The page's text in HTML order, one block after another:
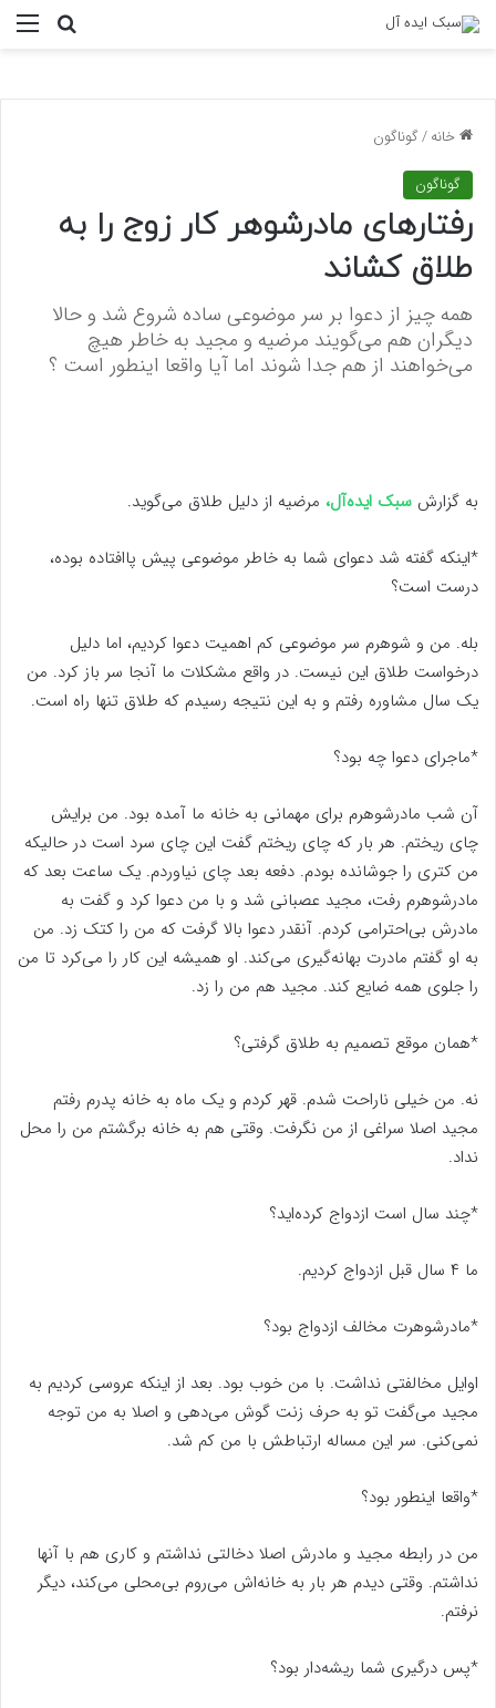
خانه/گوناگون
گوناگون
رفتارهای مادرشوهر کار زوج را به
طلاق کشاند
همه چیز از دعوا بر سر موضوعی ساده شروع شد و حالا
دیگران هم می‌گویند مرضیه و مجید به خاطر هیچ
می‌خواهند از هم جدا شوند اما آیا واقعا اینطور است ؟
به گزارش سبک ایده‌آل، مرضیه از دلیل طلاق می‌گوید.
*اینکه گفته شد دعوای شما به خاطر موضوعی پیش پاافتاده بوده،
درست است؟
بله. من و شوهرم سر موضوعی کم اهمیت دعوا کردیم، اما دلیل
درخواست طلاق این نیست. در واقع مشکلات ما آنجا سر باز کرد. من
یک سال مشاوره رفتم و به این نتیجه رسیدم که طلاق تنها راه است.
*ماجرای دعوا چه بود؟
آن شب مادرشوهرم برای مهمانی به خانه ما آمده بود. من برایش
چای ریختم. هر بار که چای ریختم گفت این چای سرد است در حالیکه
من کتری را جوشانده بودم. دفعه بعد چای نیاوردم. یک ساعت بعد که
مادرشوهرم رفت، مجید عصبانی شد و با من دعوا کرد و گفت به
مادرش بی‌احترامی کردم. آنقدر دعوا بالا گرفت که من را کتک زد. من
به او گفتم مادرت بهانه‌گیری می‌کند. او همیشه این کار را می‌کرد تا من
را جلوی همه ضایع کند. مجید هم من را زد.
*همان موقع تصمیم به طلاق گرفتی؟
نه. من خیلی ناراحت شدم. قهر کردم و یک ماه به خانه پدرم رفتم
مجید اصلا سراغی از من نگرفت. وقتی هم به خانه برگشتم من را محل
نداد.
*چند سال است ازدواج کرده‌اید؟
ما ۴ سال قبل ازدواج کردیم.
*مادرشوهرت مخالف ازدواج بود؟
اوایل مخالفتی نداشت. با من خوب بود. بعد از اینکه عروسی کردیم به
مجید می‌گفت تو به حرف زنت گوش می‌دهی و اصلا به من توجه
نمی‌کنی. سر این مساله ارتباطش با من کم شد.
*واقعا اینطور بود؟
من در رابطه مجید و مادرش اصلا دخالتی نداشتم و کاری هم با آنها
نداشتم. وقتی دیدم هر بار به خانه‌اش می‌روم بی‌محلی می‌کند، دیگر
نرفتم.
*پس درگیری شما ریشه‌دار بود؟